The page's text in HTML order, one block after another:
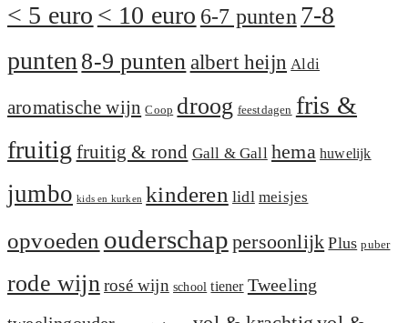
< 5 euro < 10 euro 6-7 punten7-8
punten8-9 puntenalbert heijn Aldi
aromatische wijn Coop droog feestdagen fris &
fruitig fruitig & rond Gall & Gall hema huwelijk
jumbo kids en kurken kinderen lidl meisjes
opvoeden ouderschap persoonlijk Plus puber
rode wijn rosé wijn school tiener Tweeling